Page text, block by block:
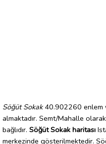
Söğüt Sokak40.902260 enlem
almaktadır. Semt/Mahalle
bağlıdır. Söğüt Sokak haritası
merkezinde gösterilmektedir.